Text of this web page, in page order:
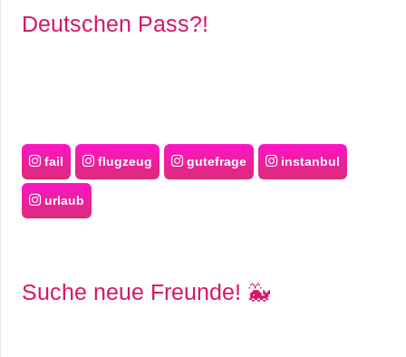
Deutschen Pass?!
fail flugzeug gutefrage instanbul
urlaub
Suche neue Freunde! 🐳